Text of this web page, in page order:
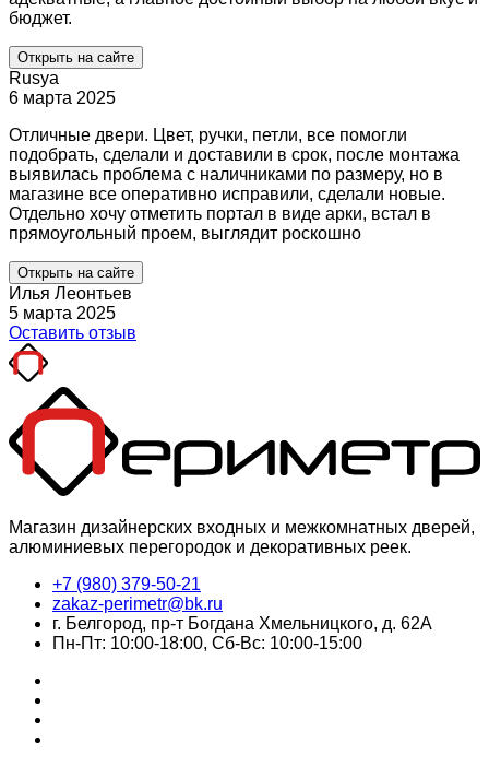
бюджет.
Открыть на сайте
Rusya
6 марта 2025
Отличные двери. Цвет, ручки, петли, все помогли
подобрать, сделали и доставили в срок, после монтажа
выявилась проблема с наличниками по размеру, но в
магазине все оперативно исправили, сделали новые.
Отдельно хочу отметить портал в виде арки, встал в
прямоугольный проем, выглядит роскошно
Открыть на сайте
Илья Леонтьев
5 марта 2025
Оставить отзыв
Магазин дизайнерских входных и межкомнатных дверей,
алюминиевых перегородок и декоративных реек.
+7 (980) 379-50-21
zakaz-perimetr@bk.ru
г. Белгород, пр-т Богдана Хмельницкого, д. 62А
Пн-Пт: 10:00-18:00, Сб-Вс: 10:00-15:00